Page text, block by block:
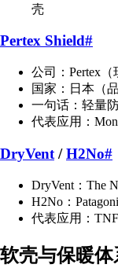
壳
Pertex Shield#
公司：Pertex（
国家：日本（
一句话：轻量
代表应用：
DryVent /H2No#
DryVent：The
H2No：
代表应用：TNF
软壳与保暖体